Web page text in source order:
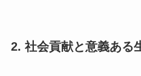
2. 社会貢献と意義ある